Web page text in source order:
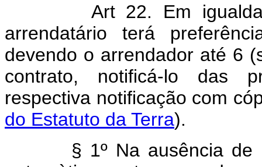
Art 22. Em
arrendatário terá
devendo o arrendador até 6
contrato, notificá-lo das
respectiva notificação com
do Estatuto da Terra).
§ 1º Na ausência de